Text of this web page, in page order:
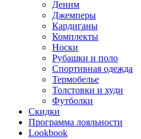
Деним
Джемперы
Кардиганы
Комплекты
Носки
Рубашки и поло
Спортивная одежда
Термобелье
Толстовки и худи
Футболки
Скидки
Программа лояльности
Lookbook